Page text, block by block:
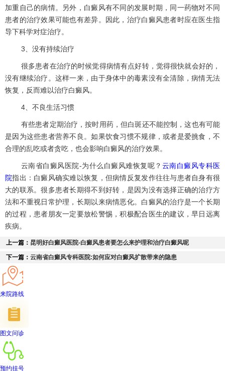
加重自己的病情。另外，白癜风有不同的发展时期，同一药物对不同
患者的治疗效果可能也有差异。因此，治疗白癜风患者时应在医生指
导下科学对症治疗。
3、没有持续治疗
很多患者在治疗的时候觉得病情有点好转，觉得很快就会好的，
没有继续治疗。这样一来，由于身体中的毒素没有全清除，病情无法
恢复，反而难以治疗白癜风。
4、不良生活习惯
有些患者定期治疗，按时用药，但白斑还不能控制，这也有可能
是因为这些患者营养不良。如果饮食习惯不规律，或者是爱挑食，不
合理的乱吃或者贪吃，也会影响白癜风的治疗效果。
云南省白癜风医院-为什么白癜风难恢复呢？ 云南白癜风专科医
院指出：白癜风确实难以恢复，但病情反复发作往往与患者自身有很
大的联系。很多患者长期得不到好转，是因为没有选择正确的治疗方
法和不重视日常护理，长期以来病情恶化。白癜风的治疗是一个长期
的过程，患者朋友一定要放松警惕，积极配合医生的建议，早日远离
疾病。
上一篇： 昆明好白癜风医院-白癜风患者要怎么来护理和治疗白癜风呢
下一篇： 云南省白癜风专科医院:如何应对白癜风扩散带来的隐患
来院路线
图文问诊
预约挂号